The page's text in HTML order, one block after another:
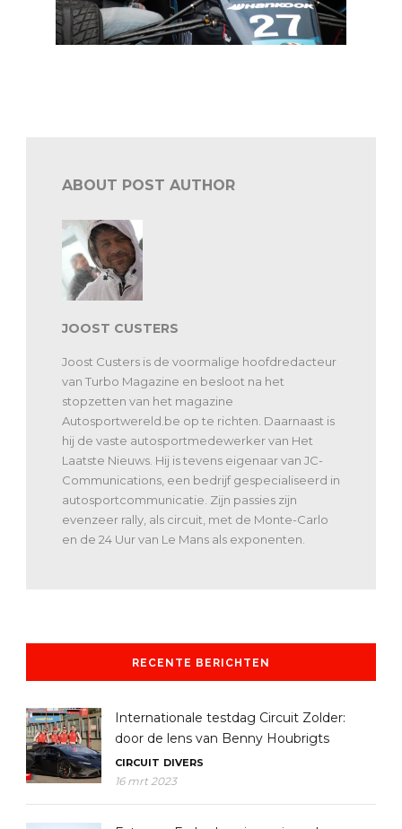
ABOUT POST AUTHOR
JOOST CUSTERS
Joost Custers is de voormalige hoofdredacteur
van Turbo Magazine en besloot na het
stopzetten van het magazine
Autosportwereld.be op te richten. Daarnaast is
hij de vaste autosportmedewerker van Het
Laatste Nieuws. Hij is tevens eigenaar van JC-
Communications, een bedrijf gespecialiseerd in
autosportcommunicatie. Zijn passies zijn
evenzeer rally, als circuit, met de Monte-Carlo
en de 24 Uur van Le Mans als exponenten.
RECENTE BERICHTEN
Internationale testdag Circuit Zolder:
door de lens van Benny Houbrigts
CIRCUIT DIVERS
16 mrt 2023